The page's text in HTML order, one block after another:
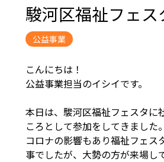
駿河区福祉フェス
公益事業
こんにちは！
公益事業担当のイシイです。
本日は、駿河区福祉フェスタに
ころとして参加をしてきました。
コロナの影響もあり福祉フェス
事でしたが、大勢の方が来場し